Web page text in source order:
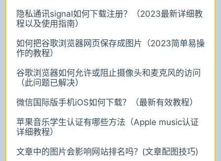
隐私通讯signal如何下载注册？（2023最新详细教
程以及使用指南）
如何把谷歌浏览器网页保存成图片（2023简单易操
作的教程）
谷歌浏览器如何允许或阻止摄像头和麦克风的访问
（此问题已解决）
微信国际版手机iOS如何下载？（最新有效教程）
苹果音乐学生认证有哪些方法（Apple music认证
详细教程）
文章中的图片会影响网站排名吗？(文章配图技巧)